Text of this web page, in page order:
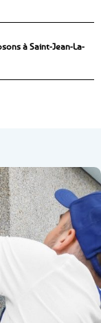
à Saint-Jean-La-